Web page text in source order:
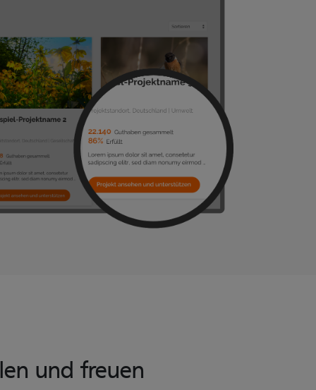
und freuen